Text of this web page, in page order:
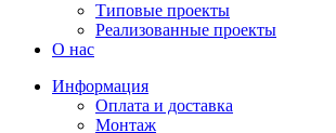
Спортивное оборудование
Кинологическое оборудование
Оборудование для пляжа
Для детей с ограниченными
возможностями
Типовые проекты
Реализованные проекты
О нас
Информация
Оплата и доставка
Монтаж